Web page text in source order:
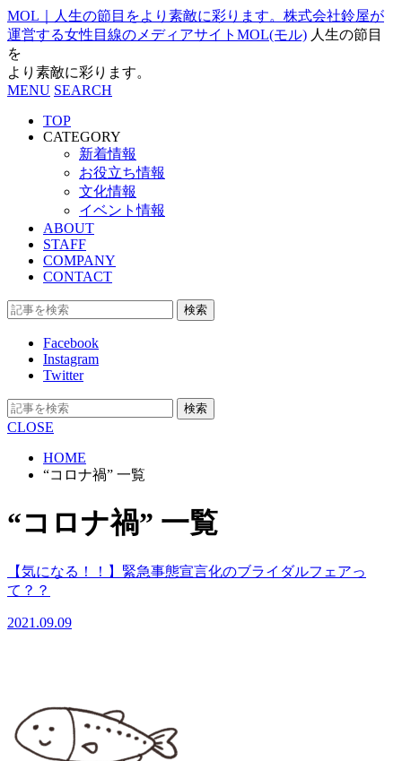
MOL｜人生の節目をより素敵に彩ります。株式会社鈴屋が
運営する女性目線のメディアサイトMOL(モル) 人生の節目
を
より素敵に彩ります。
MENU SEARCH
TOP
CATEGORY
新着情報
お役立ち情報
文化情報
イベント情報
ABOUT
STAFF
COMPANY
CONTACT
検索
Facebook
Instagram
Twitter
検索
CLOSE
HOME
“コロナ禍” 一覧
“コロナ禍” 一覧
【気になる！！】緊急事態宣言化のブライダルフェアっ
て？？
2021.09.09